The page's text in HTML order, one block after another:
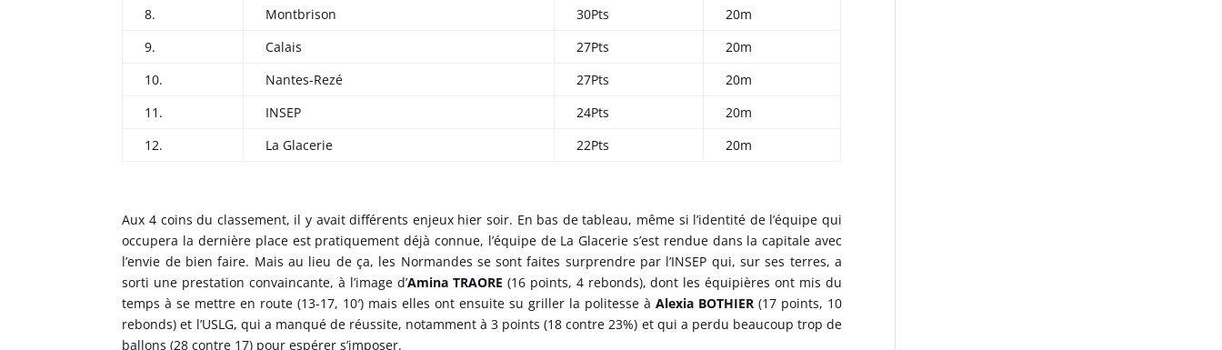
8.
Montbrison 30Pts
20m
9.
Calais 27Pts
20m
10.
Nantes-Rezé 27Pts
20m
11.
INSEP 24Pts
20m
12.
La Glacerie 22Pts 20m
Aux 4 coins du classement, il y avait différents enjeux hier soir. En bas de tableau, même si l’identité de l’équipe qui
occupera la dernière place est pratiquement déjà connue, l’équipe de La Glacerie s’est rendue dans la capitale avec
l’envie de bien faire. Mais au lieu de ça, les Normandes se sont faites surprendre par l’INSEP qui, sur ses terres, a
sorti une prestation convaincante, à l’image d’Amina TRAORE (16 points, 4 rebonds), dont les équipières ont mis du
temps à se mettre en route (13-17, 10′) mais elles ont ensuite su griller la politesse àAlexia BOTHIER (17 points, 10
rebonds) et l’USLG, qui a manqué de réussite, notamment à 3 points (18 contre 23%) et qui a perdu beaucoup trop de
ballons (28 contre 17) pour espérer s’imposer.